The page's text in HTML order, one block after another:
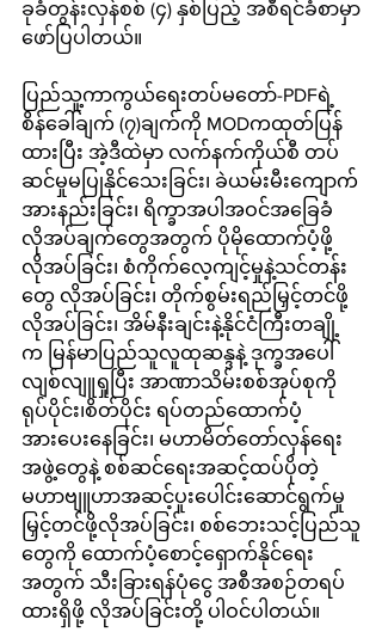
ခုခံတွန်းလှန်စစ် (၄) နှစ်ပြည့် အစီရင်ခံစာမှာ
ဖော်ပြပါတယ်။
ပြည်သူ့ကာကွယ်ရေးတပ်မတော်-PDFရဲ့
စိန်ခေါ်ချက် (၇)ချက်ကို MODကထုတ်ပြန်
ထားပြီး အဲ့ဒီထဲမှာ လက်နက်ကိုယ်စီ တပ်
ဆင်မှုမပြုနိုင်သေးခြင်း၊ ခဲယမ်းမီး‌ကျောက်
အားနည်းခြင်း၊ ရိက္ခာအပါအဝင်အခြေခံ
လိုအပ်ချက်တွေအတွက် ပိုမိုထောက်ပံ့ဖို့
လိုအပ်ခြင်း၊ စံကိုက်လေ့ကျင့်မှုနဲ့သင်တန်း
တွေ လိုအပ်ခြင်း၊ တိုက်စွမ်းရည်မြှင့်တင်ဖို့
လိုအပ်ခြင်း၊ အိမ်နီးချင်းနဲ့နိုင်ငံကြီးတချို့
က မြန်မာပြည်သူလူထုဆန္ဒနဲ့ ဒုက္ခအပေါ်
လျစ်လျူရှုပြီး အာဏာသိမ်းစစ်အုပ်စုကို
ရုပ်ပိုင်း၊စိတ်ပိုင်း ရပ်တည်ထောက်ပံ့
အားပေးနေခြင်း၊ မဟာမိတ်တော်လှန်ရေး
အဖွဲ့တွေနဲ့ စစ်ဆင်ရေးအဆင့်ထပ်ပိုတဲ့
မဟာဗျူဟာအဆင့်ပူးပေါင်းဆောင်ရွက်မှု
မြှင့်တင်ဖို့လိုအပ်ခြင်း၊ စစ်ဘေးသင့်ပြည်သူ
တွေကို ထောက်ပံ့စောင့်ရှောက်နိုင်ရေး
အတွက် သီးခြားရန်ပုံငွေ အစီအစဉ်တရပ်
ထားရှိဖို့ လိုအပ်ခြင်းတို့ ပါဝင်ပါတယ်။